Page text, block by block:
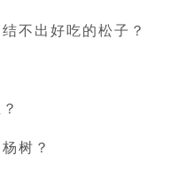
不出好吃的松子？
树？